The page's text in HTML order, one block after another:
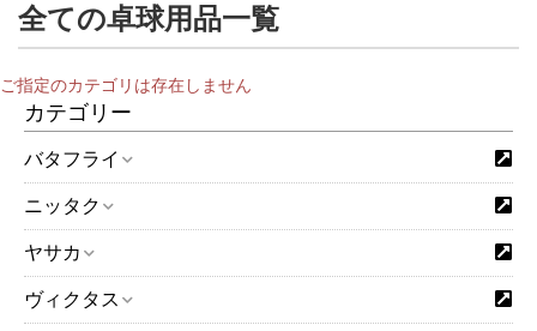
カテゴリー
バタフライ
ニッタク
ヤサカ
ヴィクタス
全ての卓球用品一覧
ご指定のカテゴリは存在しません